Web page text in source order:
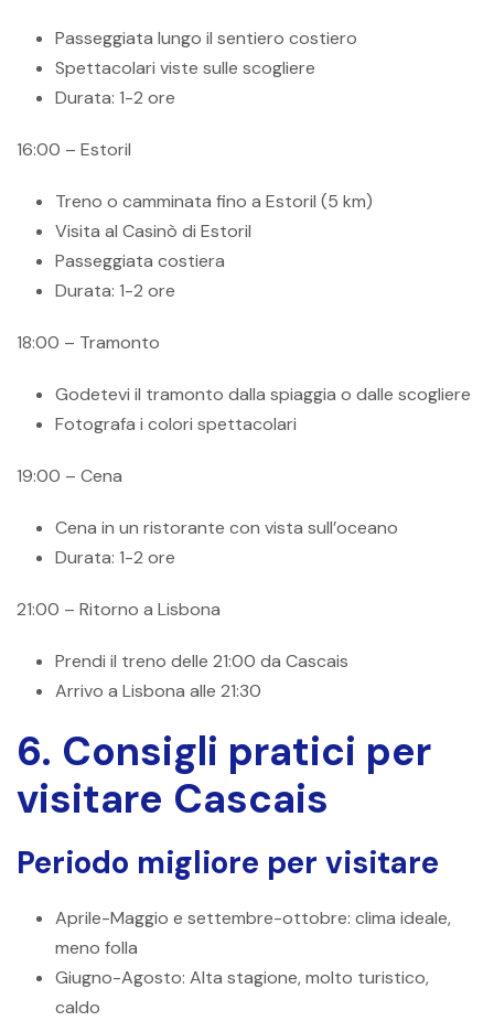
Passeggiata lungo il sentiero costiero
Spettacolari viste sulle scogliere
Durata: 1-2 ore
16:00 – Estoril
Treno o camminata fino a Estoril (5 km)
Visita al Casinò di Estoril
Passeggiata costiera
Durata: 1-2 ore
18:00 – Tramonto
Godetevi il tramonto dalla spiaggia o dalle scogliere
Fotografa i colori spettacolari
19:00 – Cena
Cena in un ristorante con vista sull’oceano
Durata: 1-2 ore
21:00 – Ritorno a Lisbona
Prendi il treno delle 21:00 da Cascais
Arrivo a Lisbona alle 21:30
6. Consigli pratici per
visitare Cascais
Periodo migliore per visitare
Aprile-Maggio e settembre-ottobre: ​​clima ideale,
meno folla
Giugno-Agosto: Alta stagione, molto turistico,
caldo